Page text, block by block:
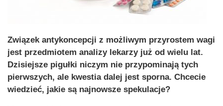
Związek antykoncepcji z możliwym przyrostem wagi
jest przedmiotem analizy lekarzy już od wielu lat.
Dzisiejsze pigułki niczym nie przypominają tych
pierwszych, ale kwestia dalej jest sporna. Chcecie
wiedzieć, jakie są najnowsze spekulacje?